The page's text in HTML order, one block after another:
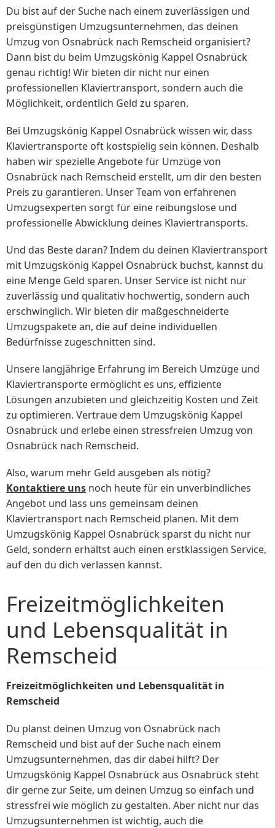
Du bist auf der Suche nach einem zuverlässigen und
preisgünstigen Umzugsunternehmen, das deinen
Umzug von Osnabrück nach Remscheid organisiert?
Dann bist du beim Umzugskönig Kappel Osnabrück
genau richtig! Wir bieten dir nicht nur einen
professionellen Klaviertransport, sondern auch die
Möglichkeit, ordentlich Geld zu sparen.
Bei Umzugskönig Kappel Osnabrück wissen wir, dass
Klaviertransporte oft kostspielig sein können. Deshalb
haben wir spezielle Angebote für Umzüge von
Osnabrück nach Remscheid erstellt, um dir den besten
Preis zu garantieren. Unser Team von erfahrenen
Umzugsexperten sorgt für eine reibungslose und
professionelle Abwicklung deines Klaviertransports.
Und das Beste daran? Indem du deinen Klaviertransport
mit Umzugskönig Kappel Osnabrück buchst, kannst du
eine Menge Geld sparen. Unser Service ist nicht nur
zuverlässig und qualitativ hochwertig, sondern auch
erschwinglich. Wir bieten dir maßgeschneiderte
Umzugspakete an, die auf deine individuellen
Bedürfnisse zugeschnitten sind.
Unsere langjährige Erfahrung im Bereich Umzüge und
Klaviertransporte ermöglicht es uns, effiziente
Lösungen anzubieten und gleichzeitig Kosten und Zeit
zu optimieren. Vertraue dem Umzugskönig Kappel
Osnabrück und erlebe einen stressfreien Umzug von
Osnabrück nach Remscheid.
Also, warum mehr Geld ausgeben als nötig?
Kontaktiere uns noch heute für ein unverbindliches
Angebot und lass uns gemeinsam deinen
Klaviertransport nach Remscheid planen. Mit dem
Umzugskönig Kappel Osnabrück sparst du nicht nur
Geld, sondern erhältst auch einen erstklassigen Service,
auf den du dich verlassen kannst.
Freizeitmöglichkeiten
und Lebensqualität in
Remscheid
Freizeitmöglichkeiten und Lebensqualität in
Remscheid
Du planst deinen Umzug von Osnabrück nach
Remscheid und bist auf der Suche nach einem
Umzugsunternehmen, das dir dabei hilft? Der
Umzugskönig Kappel Osnabrück aus Osnabrück steht
dir gerne zur Seite, um deinen Umzug so einfach und
stressfrei wie möglich zu gestalten. Aber nicht nur das
Umzugsunternehmen ist wichtig, auch die